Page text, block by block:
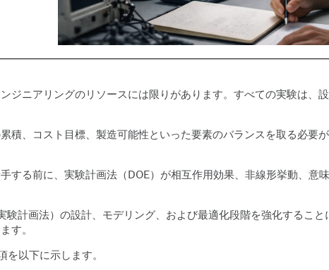
ジニアリングのリソースには限りがあります。すべての実験は、
積、コスト目標、製造可能性といった要素のバランスを取る必要
する前に、 実験計画法（DOE） が相互作用効果、非線形挙動、意
験計画法）の設計、モデリング、および最適化段階を強化するこ
す。
以下に示します。